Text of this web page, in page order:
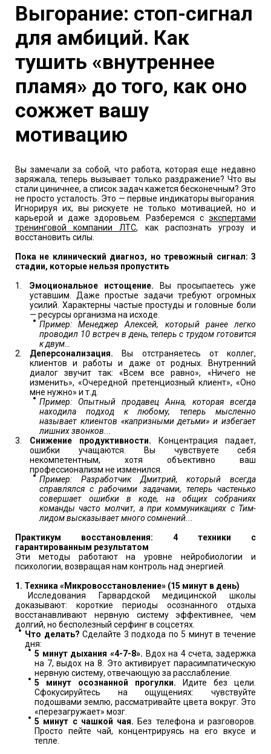
Выгорание: стоп-сигнал
для амбиций. Как
тушить «внутреннее
пламя» до того, как оно
сожжет вашу
мотивацию
Вы замечали за собой, что работа, которая еще недавно
заряжала, теперь вызывает только раздражение? Что вы
стали циничнее, а список задач кажется бесконечным? Это
не просто усталость. Это — первые индикаторы выгорания.
Игнорируя их, вы рискуете не только мотивацией, но и
карьерой и даже здоровьем. Разберемся с экспертами
тренинговой компании ЛТС, как распознать угрозу и
восстановить силы.
Пока не клинический диагноз, но тревожный сигнал: 3
стадии, которые нельзя пропустить
Эмоциональное истощение. Вы просыпаетесь уже
уставшим. Даже простые задачи требуют огромных
усилий. Характерны частые простуды и головные боли
— ресурсы организма на исходе.
Пример: Менеджер Алексей, который ранее легко
проводил 10 встреч в день, теперь с трудом готовится
к двум…
Деперсонализация. Вы отстраняетесь от коллег,
клиентов и работы и даже от родных. Внутренний
диалог звучит так: «Всем все равно», «Ничего не
изменить», «Очередной претенциозный клиент», «Оно
мне нужно» и т.д.
Пример: Опытный продавец Анна, которая всегда
находила подход к любому, теперь мысленно
называет клиентов «капризными детьми» и избегает
лишних звонков...
Снижение продуктивности.
Концентрация падает,
ошибки учащаются. Вы чувствуете себя
некомпетентным, хотя объективно ваш
профессионализм не изменился.
Пример: Разработчик Дмитрий, который всегда
справлялся с рабочими задачами, теперь частенько
совершает ошибки в коде, на общих собраниях
команды часто молчит, а при коммуникациях с Тим-
лидом высказывает много сомнений...
Практикум восстановления: 4 техники с
гарантированным результатом
Эти методы работают на уровне нейробиологии и
психологии, возвращая нам контроль над энергией.
1. Техника «Микровосстановление» (15 минут в день)
Исследования Гарвардской медицинской школы
доказывают: короткие периоды осознанного отдыха
восстанавливают нервную систему эффективнее, чем
долгий, но бесполезный серфинг в соцсетях.
Что делать?Сделайте 3 подхода по 5 минут в течение
дня:
5 минут дыхания «4-7-8». Вдох на 4 счета, задержка
на 7, выдох на 8. Это активирует парасимпатическую
нервную систему, отвечающую за расслабление.
5 минут осознанной прогулки. Идите без цели.
Сфокусируйтесь на ощущениях: чувствуйте
подошвами землю, рассматривайте цвета вокруг. Это
«перезагружает» мозг.
5 минут с чашкой чая. Без телефона и разговоров.
Просто пейте чай, концентрируясь на его вкусе и
тепле.